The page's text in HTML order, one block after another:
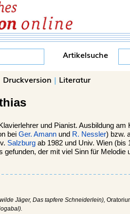
Artikelsuche
Druckversion | Literatur
und Pianist. Ausbildung am
bei Ger. Amann und R. Nessler) bzw.
Salzburg ab 1982 und Univ. Wien (bis
gefunden, der mit viel Sinn für Melodie
Jäger, Das tapfere Schneiderlein),